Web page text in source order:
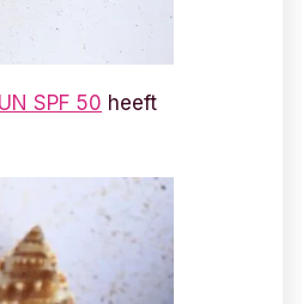
SPF 50 heeft